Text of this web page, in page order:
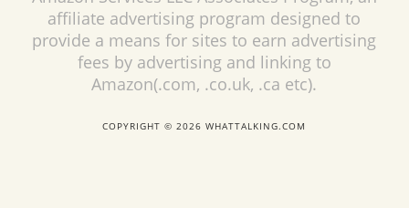
affiliate advertising program designed to
provide a means for sites to earn advertising
fees by advertising and linking to
Amazon(.com, .co.uk, .ca etc).
COPYRIGHT © 2026 WHATTALKING.COM